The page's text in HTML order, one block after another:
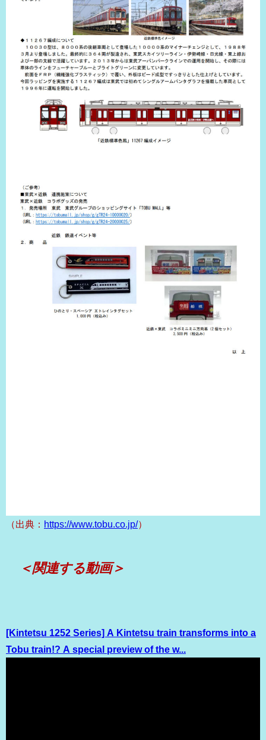
（出典： https://www.tobu.co.jp/）
＜関連する動画＞
[Kintetsu 1252 Series] A Kintetsu train transforms into a
Tobu train!? A special preview of the w...